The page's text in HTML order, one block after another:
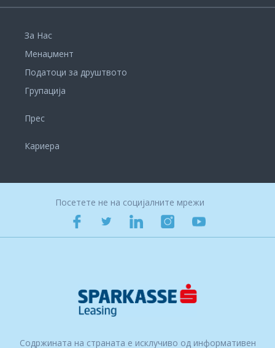
За Нас
Менаџмент
Податоци за друштвото
Групација
Прес
Кариера
Посетете не на социјалните мрежи
Содржината на страната е исклучиво од информативен